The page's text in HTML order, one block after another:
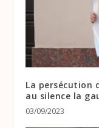
La persécution
au silence la
03/09/2023